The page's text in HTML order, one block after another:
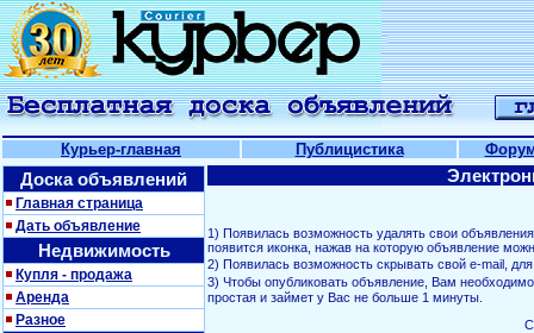
Курьер-главная Публицистика
Доска объявлений
Главная страница
Дать объявление
Недвижимость
Купля - продажа
Аренда
Разное
1) Появилась возможность удалять свои
появится иконка, нажав на которую объявление
2) Появилась возможность скрывать свой е-mail,
3) Чтобы опубликовать объявление, Вам
простая и займет у Вас не больше 1 минуты.